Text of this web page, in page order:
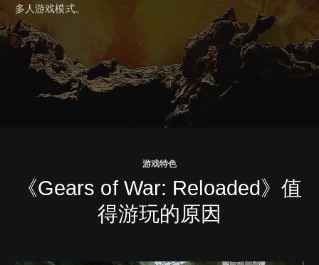
多人游戏模式。
游戏特色
《Gears of War: Reloaded》值
得游玩的原因